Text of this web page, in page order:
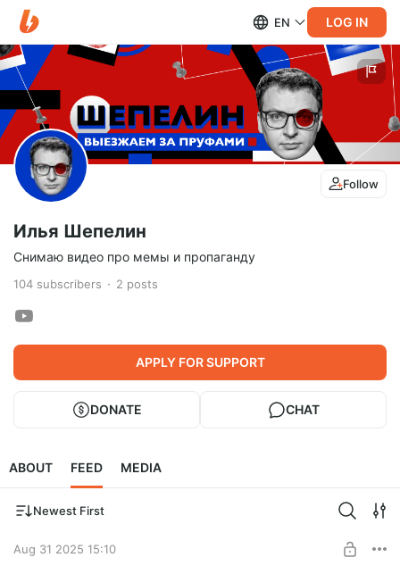
EN LOG IN
Follow
Илья Шепелин
Снимаю видео про мемы и пропаганду
104 subscribers 2 posts
APPLY FOR SUPPORT
DONATE CHAT
ABOUT FEED MEDIA
Newest First
Aug 31 2025 15:10